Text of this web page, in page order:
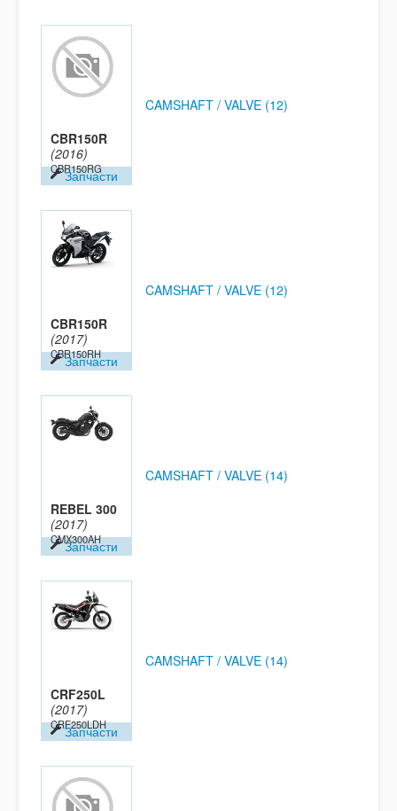
CBR150R
(2016)
CBR150RG
Запчасти
CAMSHAFT / VALVE (12)
CBR150R
(2017)
CBR150RH
Запчасти
CAMSHAFT / VALVE (12)
REBEL 300
(2017)
CMX300AH
Запчасти
CAMSHAFT / VALVE (14)
CRF250L
(2017)
CRF250LDH
Запчасти
CAMSHAFT / VALVE (14)